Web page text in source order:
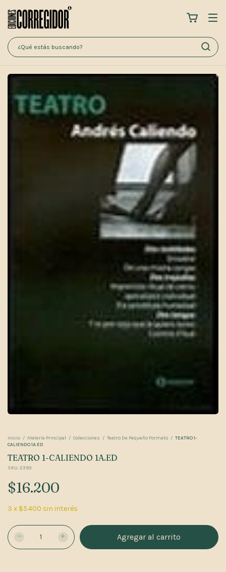
Inicio / Materia Principal / Colecciones / Teatro De Pequeño Formato / TEATRO 1-
CALIENDO 1A.ED
TEATRO 1-CALIENDO 1A.ED
SKU:2393
$16.200
3 x $5.400 sin interés